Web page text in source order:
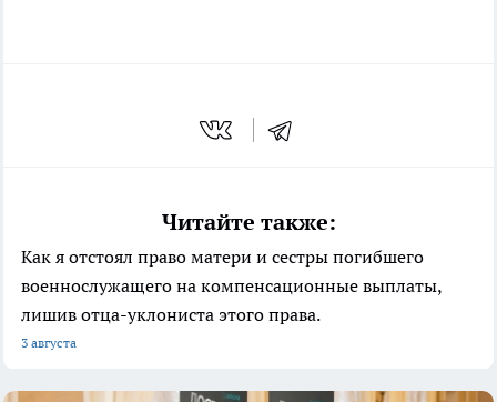
Читайте также:
Как я отстоял право матери и сестры погибшего
военнослужащего на компенсационные выплаты,
лишив отца-уклониста этого права.
3 августа